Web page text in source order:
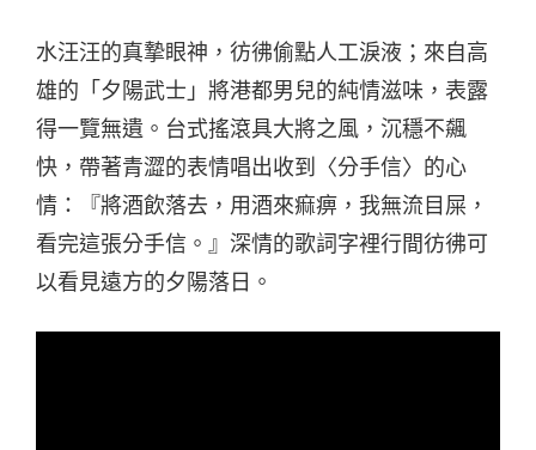
水汪汪的真摯眼神，彷彿偷點人工淚液；來自高
雄的「夕陽武士」將港都男兒的純情滋味，表露
得一覽無遺。台式搖滾具大將之風，沉穩不飆
快，帶著青澀的表情唱出收到〈分手信〉的心
情：『將酒飲落去，用酒來痲痹，我無流目屎，
看完這張分手信。』深情的歌詞字裡行間彷彿可
以看見遠方的夕陽落日。